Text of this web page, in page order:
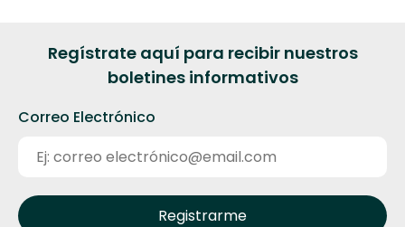
Regístrate aquí para recibir nuestros
boletines informativos
Correo Electrónico